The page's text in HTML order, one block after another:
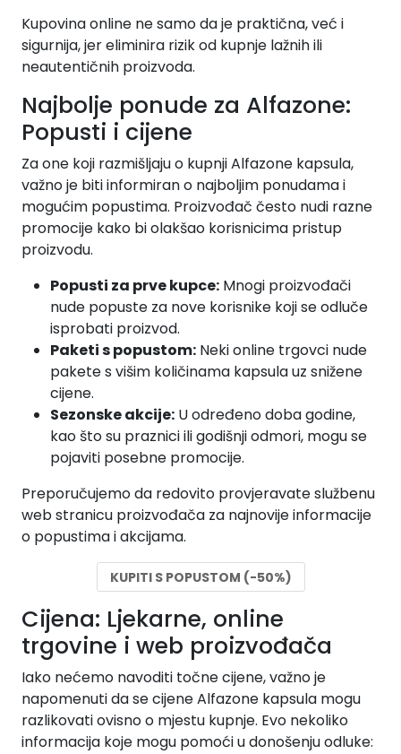
Kupovina online ne samo da je praktična, već i
sigurnija, jer eliminira rizik od kupnje lažnih ili
neautentičnih proizvoda.
Najbolje ponude za Alfazone:
Popusti i cijene
Za one koji razmišljaju o kupnji Alfazone kapsula,
važno je biti informiran o najboljim ponudama i
mogućim popustima. Proizvođač često nudi razne
promocije kako bi olakšao korisnicima pristup
proizvodu.
Popusti za prve kupce: Mnogi proizvođači
nude popuste za nove korisnike koji se odluče
isprobati proizvod.
Paketi s popustom: Neki online trgovci nude
pakete s višim količinama kapsula uz snižene
cijene.
Sezonske akcije: U određeno doba godine,
kao što su praznici ili godišnji odmori, mogu se
pojaviti posebne promocije.
Preporučujemo da redovito provjeravate službenu
web stranicu proizvođača za najnovije informacije
o popustima i akcijama.
KUPITI S POPUSTOM (-50%)
Cijena: Ljekarne, online
trgovine i web proizvođača
Iako nećemo navoditi točne cijene, važno je
napomenuti da se cijene Alfazone kapsula mogu
razlikovati ovisno o mjestu kupnje. Evo nekoliko
informacija koje mogu pomoći u donošenju odluke: